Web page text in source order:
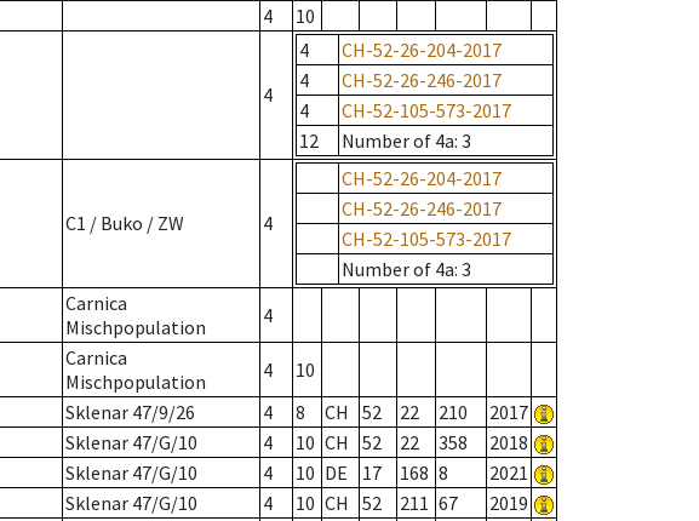
4 10
4
4
CH-52-26-204-2017
4
CH-52-26-246-2017
4
CH-52-105-573-2017
12
Number of 4a: 3
C1 / Buko / ZW 4
CH-52-26-204-2017
CH-52-26-246-2017
CH-52-105-573-2017
Number of 4a: 3
Carnica
Mischpopulation
4
Carnica
Mischpopulation
4
10
Sklenar 47/9/26 4 8 CH 52 22 210
2017
Sklenar 47/G/10 4 10 CH 52 22 358
2018
Sklenar 47/G/10 4 10 DE 17 168 8
2021
Sklenar 47/G/10 4 10 CH 52 211 67 2019